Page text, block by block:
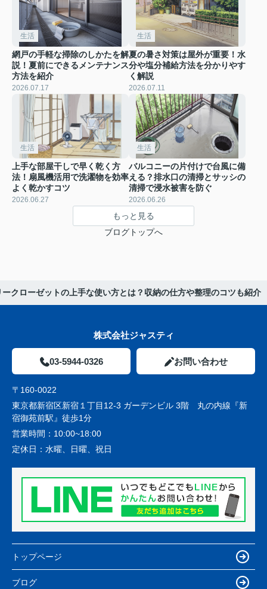
生活
網戸の手軽な掃除のしかたを解
説！夏前にできるメンテナンス
方法を紹介
2026.07.17
生活
夏の暑さ対策は屋外が重要！水
分や塩分補給方法を分かりやす
く解説
2026.07.11
生活
上手な部屋干しで早く乾く方
法！扇風機活用で洗濯物を効率
よく乾かすコツ
2026.06.27
生活
バルコニーの片付けで台風に備
える？排水口の清掃とサッシの
清掃で浸水被害を防ぐ
2026.06.26
もっと見る
ブログトップへ
ークローゼットの上手な使い方とは？収納の仕方や整理のコツも紹介
株式会社ジャスティ
03-5944-0326 お問い合わせ
〒160-0022
東京都新宿区新宿１丁目12-3 ガーデンビル 3階 丸の内線『新
宿御苑前駅』徒歩1分
営業時間： 10:00~18:00
定休日： 水曜、日曜、祝日
トップページ
ブログ